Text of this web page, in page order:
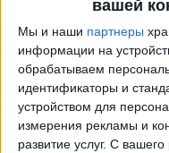
вашей
Мы и наши партнеры
информации на
обрабатываем
идентификаторы и
устройством для
измерения рекламы и
развитие услуг. С вашего